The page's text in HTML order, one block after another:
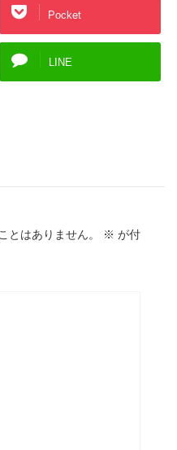
Pocket
LINE
とはありません。 ※ が付